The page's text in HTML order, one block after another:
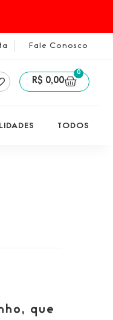
Fale Conosco
R$ 0,00
0
TODOS
que